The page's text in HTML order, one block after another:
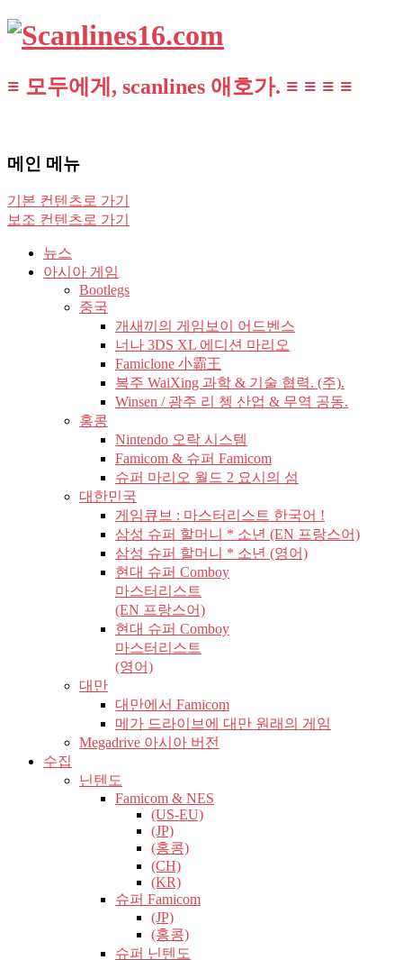
≡ 모두에게, scanlines 애호가. ≡ ≡ ≡ ≡
메인 메뉴
기본 컨텐츠로 가기
보조 컨텐츠로 가기
뉴스
아시아 게임
Bootlegs
중국
개새끼의 게임보이 어드벤스
너나 3DS XL 에디션 마리오
Famiclone 小霸王
복주 WaiXing 과학 & 기술 협력. (주).
Winsen / 광주 리 쳉 산업 & 무역 공동.
홍콩
Nintendo 오락 시스템
Famicom & 슈퍼 Famicom
슈퍼 마리오 월드 2 요시의 섬
대한민국
게임큐브 : 마스터리스트 한국어 !
삼성 슈퍼 할머니 * 소년 (EN 프랑스어)
삼성 슈퍼 할머니 * 소년 (영어)
현대 슈퍼 Comboy
마스터리스트
(EN 프랑스어)
현대 슈퍼 Comboy
마스터리스트
(영어)
대만
대만에서 Famicom
메가 드라이브에 대만 원래의 게임
Megadrive 아시아 버전
수집
닌텐도
Famicom & NES
(US-EU)
(JP)
(홍콩)
(CH)
(KR)
슈퍼 Famicom
(JP)
(홍콩)
슈퍼 닌텐도